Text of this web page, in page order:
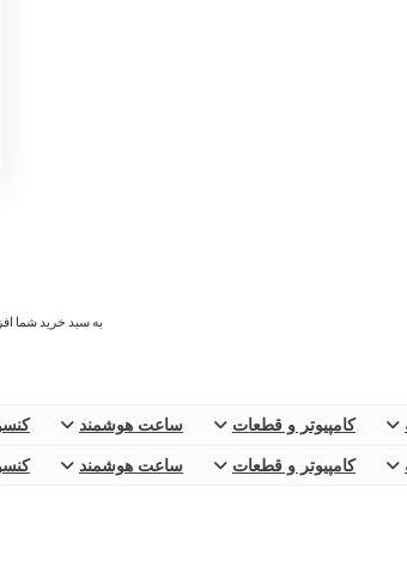
به سبد خرید شما
کامپیوتر و قطعات ساعت هوشمند
کامپیوتر و قطعات ساعت هوشمند